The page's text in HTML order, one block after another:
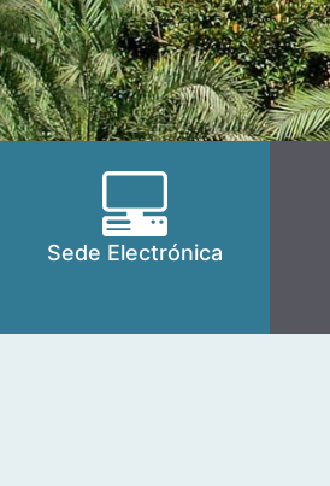
Sede Electrónica